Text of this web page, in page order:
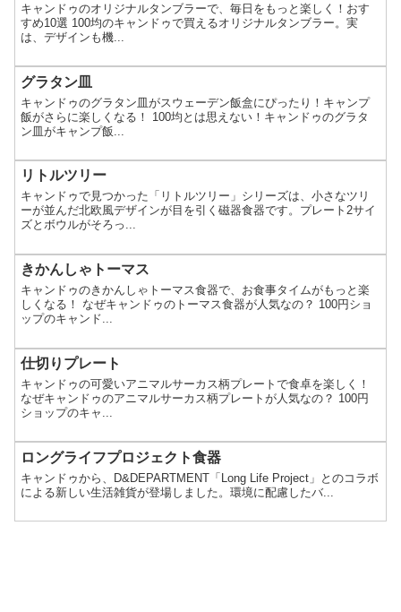
キャンドゥのオリジナルタンブラーで、毎日をもっと楽しく！おす
すめ10選 100均のキャンドゥで買えるオリジナルタンブラー。実
は、デザインも機...
グラタン皿
キャンドゥのグラタン皿がスウェーデン飯盒にぴったり！キャンプ
飯がさらに楽しくなる！ 100均とは思えない！キャンドゥのグラタ
ン皿がキャンプ飯...
リトルツリー
キャンドゥで見つかった「リトルツリー」シリーズは、小さなツリ
ーが並んだ北欧風デザインが目を引く磁器食器です。プレート2サイ
ズとボウルがそろっ...
きかんしゃトーマス
キャンドゥのきかんしゃトーマス食器で、お食事タイムがもっと楽
しくなる！ なぜキャンドゥのトーマス食器が人気なの？ 100円ショ
ップのキャンド...
仕切りプレート
キャンドゥの可愛いアニマルサーカス柄プレートで食卓を楽しく！
なぜキャンドゥのアニマルサーカス柄プレートが人気なの？ 100円
ショップのキャ...
ロングライフプロジェクト食器
キャンドゥから、D&DEPARTMENT「Long Life Project」とのコラボ
による新しい生活雑貨が登場しました。環境に配慮したバ...